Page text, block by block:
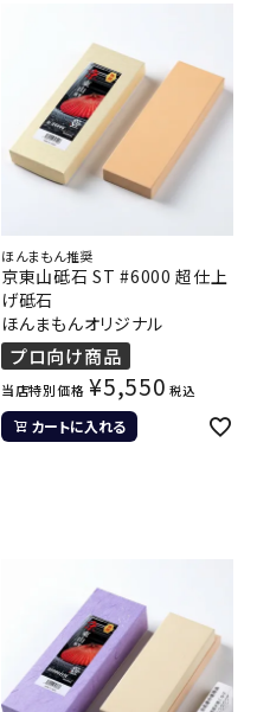
ほんまもん推奨
京東山砥石 ST #6000 超仕上
げ砥石
ほんまもんオリジナル
プロ向け商品
当店特別価格 ¥5,550 税込
カートに入れる